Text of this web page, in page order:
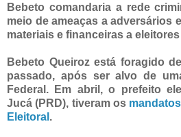
Bebeto comandaria a rede
meio de ameaças a adversários
materiais e financeiras a
Bebeto Queiroz está foragido
passado, após ser alvo de
Federal. Em abril, o prefeito
Jucá (PRD), tiveram os
Eleitoral .